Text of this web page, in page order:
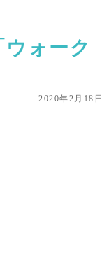
ォーク
2020年2月18日